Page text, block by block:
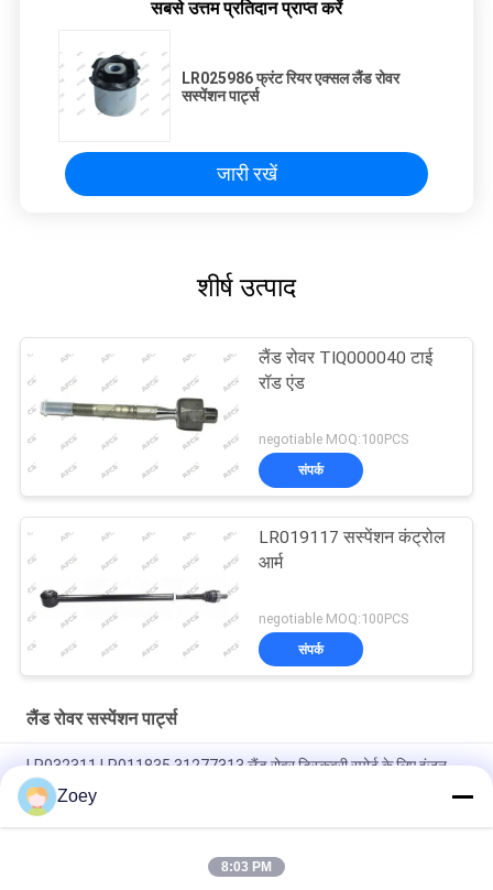
सबसे उत्तम प्रतिदान प्राप्त करें
LR025986 फ्रंट रियर एक्सल लैंड रोवर
सस्पेंशन पार्ट्स
जारी रखें
शीर्ष उत्पाद
लैंड रोवर TIQ000040 टाई
रॉड एंड
negotiable MOQ:100PCS
संपर्क
LR019117 सस्पेंशन कंट्रोल
आर्म
negotiable MOQ:100PCS
संपर्क
लैंड रोवर सस्पेंशन पार्ट्स
LR032311 LR011835 31277313 लैंड रोवर डिस्कवरी स्पोर्ट के लिए इंजन
माउंट
OEM LR092039 IAF500021 TRANSMISSION MOUNT FOR LAND
Zoey
8:03 PM